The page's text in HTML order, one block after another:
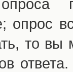
опроса
опрос
то вы